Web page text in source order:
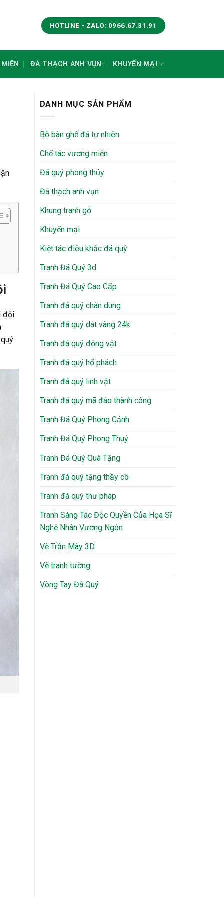
HOTLINE - ZALO: 0966.67.31.91
ĐÁ THẠCH ANH VỤN KHUYẾN MẠI
đội
DANH MỤC SẢN PHẨM
Bộ bàn ghế đá tự nhiên
Chế tác vương miện
Đá quý phong thủy
Đá thạch anh vụn
Khung tranh gỗ
Khuyến mại
Kiệt tác điêu khắc đá quý
Tranh Đá Quý 3d
Tranh Đá Quý Cao Cấp
Tranh đá quý chân dung
Tranh đá quý dát vàng 24k
Tranh đá quý động vật
Tranh đá quý hổ phách
Tranh đá quý linh vật
Tranh đá quý mã đáo thành công
Tranh Đá Quý Phong Cảnh
Tranh Đá Quý Phong Thuỷ
Tranh Đá Quý Quà Tặng
Tranh đá quý tặng thầy cô
Tranh đá quý thư pháp
Tranh Sáng Tác Độc Quyền Của Họa Sĩ
Nghệ Nhân Vương Ngôn
Vẽ Trần Mây 3D
Vẽ tranh tường
Vòng Tay Đá Quý